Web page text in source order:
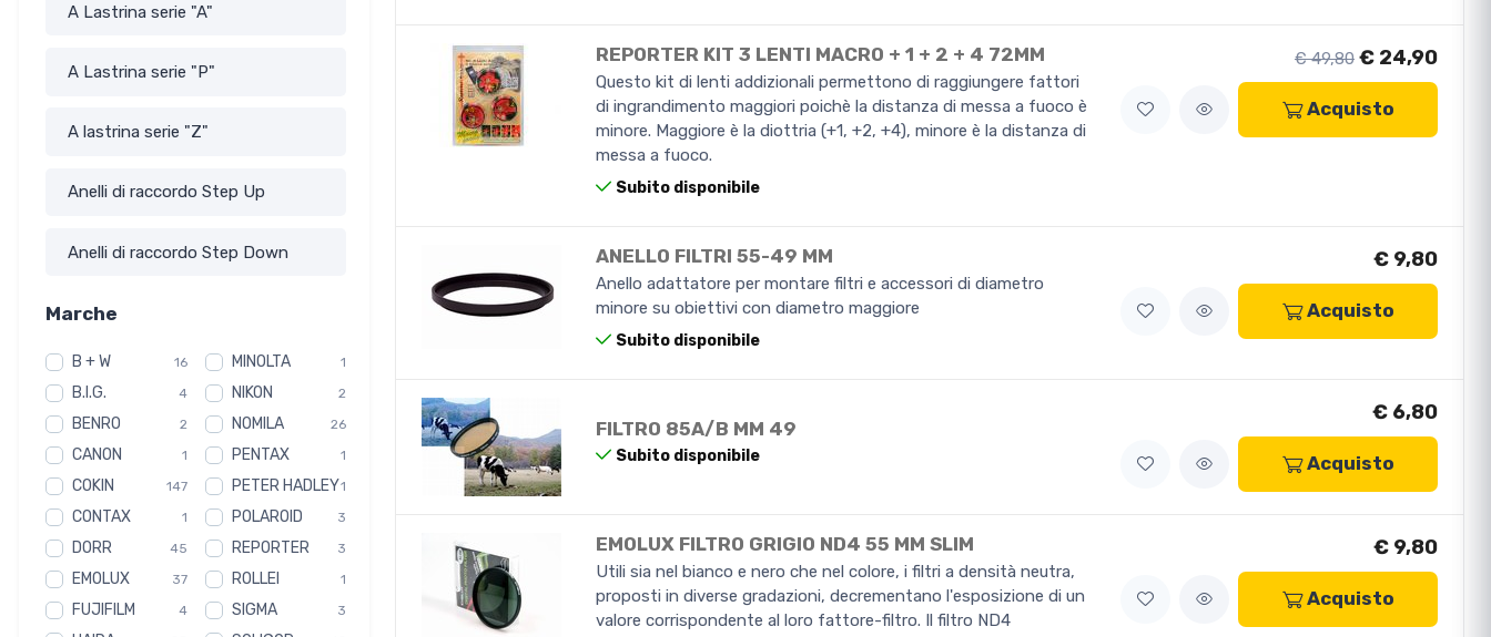
A Lastrina serie "A"
A Lastrina serie "P"
A lastrina serie "Z"
Anelli di raccordo Step Up
Anelli di raccordo Step Down
Marche
B + W 16
B.I.G. 4
BENRO 2
CANON 1
COKIN 147
CONTAX 1
DORR 45
EMOLUX 37
FUJIFILM 4
MINOLTA 1
NIKON 2
NOMILA 26
PENTAX 1
PETER HADLEY1
POLAROID 3
REPORTER 3
ROLLEI 1
SIGMA 3
REPORTER KIT 3 LENTI MACRO + 1 + 2 + 4 72MM
Questo kit di lenti addizionali permettono di raggiungere fattori
di ingrandimento maggiori poichè la distanza di messa a fuoco è
minore. Maggiore è la diottria (+1, +2, +4), minore è la distanza di
messa a fuoco.
Subito disponibile
€ 49,80 € 24,90
Acquisto
ANELLO FILTRI 55-49 MM
Anello adattatore per montare filtri e accessori di diametro
minore su obiettivi con diametro maggiore
Subito disponibile
€ 9,80
Acquisto
FILTRO 85A/B MM 49
Subito disponibile
€ 6,80
Acquisto
EMOLUX FILTRO GRIGIO ND4 55 MM SLIM
Utili sia nel bianco e nero che nel colore, i filtri a densità neutra,
proposti in diverse gradazioni, decrementano l'esposizione di un
valore corrispondente al loro fattore-filtro. Il filtro ND4
€ 9,80
Acquisto